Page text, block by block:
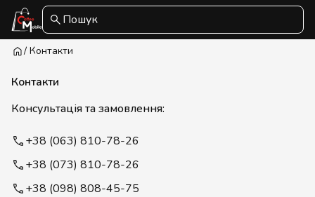
Пошук
/ Контакти
Контакти
Консультація та замовлення:
+38 (063) 810-78-26
+38 (073) 810-78-26
+38 (098) 808-45-75